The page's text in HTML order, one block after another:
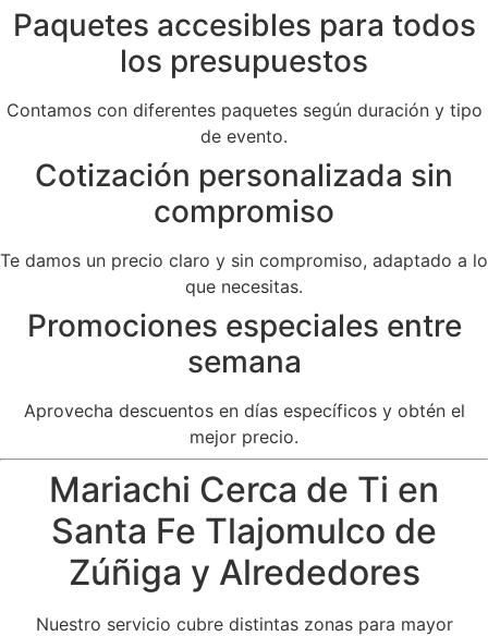
Paquetes accesibles para todos
los presupuestos
Contamos con diferentes paquetes según duración y tipo
de evento.
Cotización personalizada sin
compromiso
Te damos un precio claro y sin compromiso, adaptado a lo
que necesitas.
Promociones especiales entre
semana
Aprovecha descuentos en días específicos y obtén el
mejor precio.
Mariachi Cerca de Ti en
Santa Fe Tlajomulco de
Zúñiga y Alrededores
Nuestro servicio cubre distintas zonas para mayor